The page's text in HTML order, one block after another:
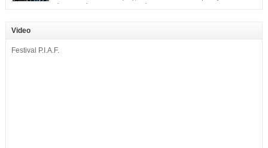
2017 : – toutes les classes de secondes entre 34 et 35 élèves ! – de
nombreuses classes de première et […]
Video
Festival P.I.A.F.